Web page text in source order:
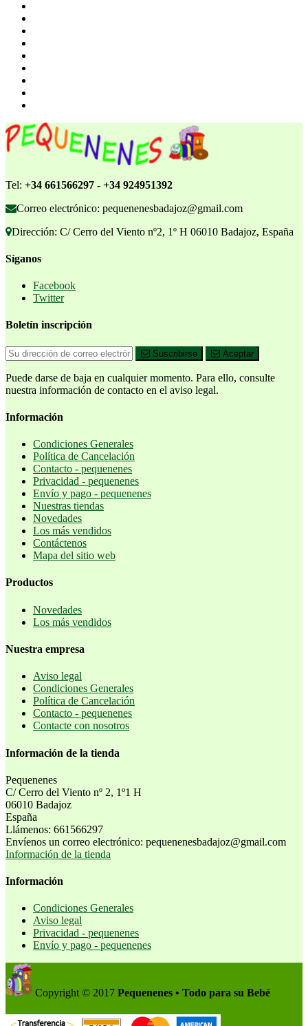
Tel: +34 661566297 - +34 924951392
Correo electrónico: pequenenesbadajoz@gmail.com
Dirección: C/ Cerro del Viento nº2, 1º H 06010 Badajoz, España
Síganos
Facebook
Twitter
Boletín inscripción
Suscribirse Aceptar
Puede darse de baja en cualquier momento. Para ello, consulte
nuestra información de contacto en el aviso legal.
Información
Condiciones Generales
Política de Cancelación
Contacto - pequenenes
Privacidad - pequenenes
Envío y pago - pequenenes
Nuestras tiendas
Novedades
Los más vendidos
Contáctenos
Mapa del sitio web
Productos
Novedades
Los más vendidos
Nuestra empresa
Aviso legal
Condiciones Generales
Política de Cancelación
Contacto - pequenenes
Contacte con nosotros
Información de la tienda
Pequenenes
C/ Cerro del Viento nº 2, 1º1 H
06010 Badajoz
España
Llámenos: 661566297
Envíenos un correo electrónico: pequenenesbadajoz@gmail.com
Información de la tienda
Información
Condiciones Generales
Aviso legal
Privacidad - pequenenes
Envío y pago - pequenenes
Copyright © 2017 Pequenenes • Todo para su Bebé